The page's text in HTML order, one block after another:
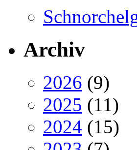
Archiv
2026 (9)
2025 (11)
2024 (15)